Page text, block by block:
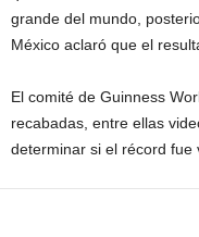
grande del mundo,
México aclaró que el
El comité de Guinness
recabadas, entre ellas
determinar si el récord fue